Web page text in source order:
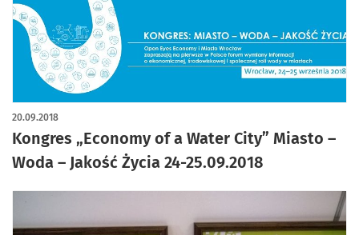
Kongres „Economy of a Water City” Miasto –
Woda – Jakość Życia 24-25.09.2018
20.09.2018